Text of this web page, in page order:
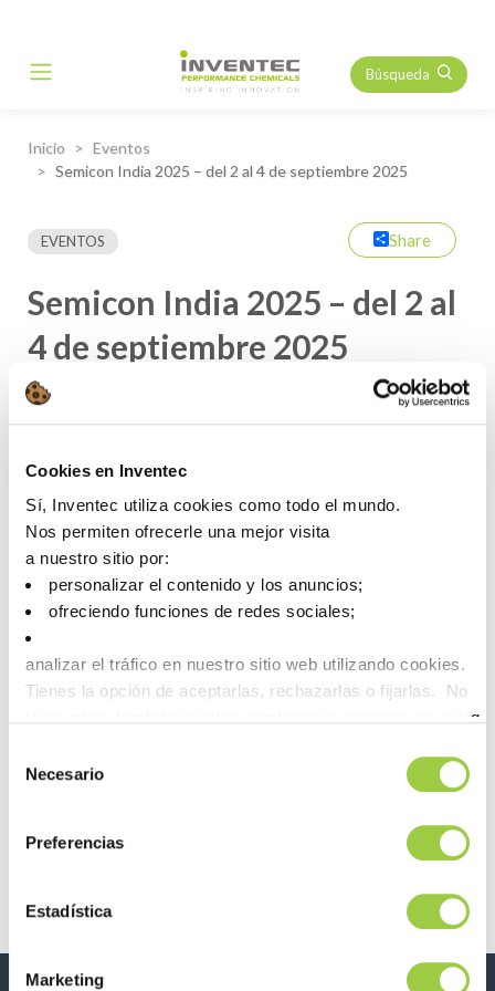
Cookies en Inventec
Sí, Inventec utiliza cookies como todo el mundo.
Nos permiten ofrecerle una mejor visita
a nuestro sitio por:
personalizar el contenido y los anuncios;
ofreciendo funciones de redes sociales;
analizar el tráfico en nuestro sitio web utilizando cookies.
Tienes la opción de aceptarlas, rechazarlas o fijarlas. No
te asustes, también puedes cambiar tus opciones en
Necesario
Preferencias
Estadística
Marketing
Main Navigation Búsqueda
Inicio
Eventos
Semicon India 2025 – del 2 al 4 de septiembre 2025
EVENTOS Share
Semicon India 2025 – del 2 al
4 de septiembre 2025
Únase a nuestro equipo de Inventec India en Semicon India,
que se celebrará
el 2 al 4 de septiembre en Yashobhoomi,
Le presentarán nuestras soluciones ecológicas para la industria
electrónica.
Post navigation
Previous article
Technical Day –
Next article
Guadalajara 2025
– Del 17 al 18 de
2025